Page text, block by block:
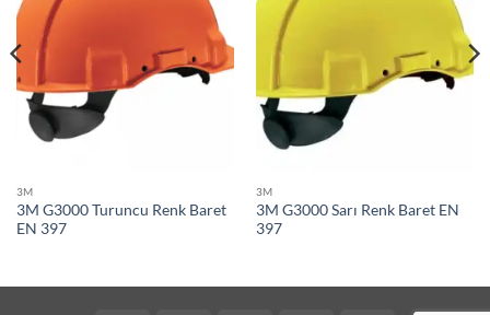
3M
3M G3000 Turuncu Renk Baret
EN 397
3M
3M G3000 Sarı Renk Baret EN
397